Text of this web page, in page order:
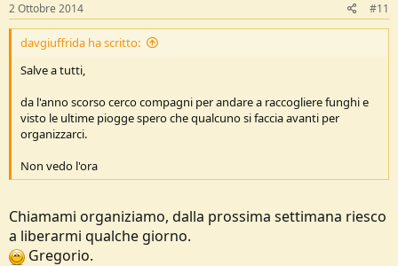
2 Ottobre 2014 #11
davgiuffrida ha scritto:
Salve a tutti,
da l'anno scorso cerco compagni per andare a raccogliere funghi e
visto le ultime piogge spero che qualcuno si faccia avanti per
organizzarci.
Non vedo l'ora
Chiamami organiziamo, dalla prossima settimana riesco
a liberarmi qualche giorno.
Gregorio.